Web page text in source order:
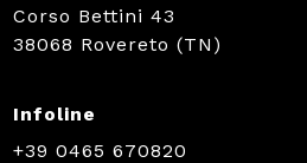
Corso Bettini 43
38068 Rovereto (TN)
Infoline
+39 0465 670820